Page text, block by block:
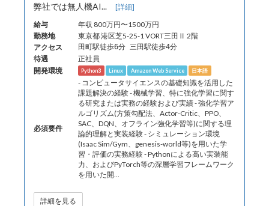
弊社では無人機AI... [詳細]
給与
年収 800万円〜1500万円
勤務地
東京都 港区芝5-25-1 VORT三田Ⅱ 2階
アクセス
田町駅徒歩6分 三田駅徒歩4分
待遇
正社員
開発環境
Python3 Linux Amazon Web Service 日本語
必須要件
- コンピュータサイエンスの基礎知識を活用した
課題解決の経験 - 機械学習、特に強化学習に関す
る研究または実務の経験および実績 - 強化学習ア
ルゴリズム(方策勾配法、Actor-Critic、PPO、
SAC、DQN、オフライン強化学習等)に関する理
論的理解と実装経験 - シミュレーション環境
(Isaac Sim/Gym、genesis-world等)を用いた学
習・評価の実務経験 - Pythonによる高い実装能
力、およびPyTorch等の深層学習フレームワーク
を用いた開...
詳細を見る